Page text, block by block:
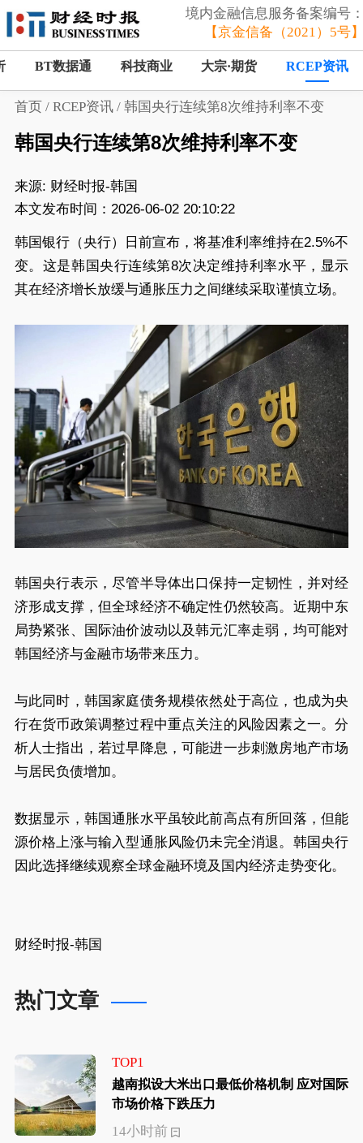
境内金融信息服务备案编号
【京金信备（2021）5号
BT数据通 科技商业 大宗·期货 RCEP资讯
首页/ RCEP资讯/ 韩国央行连续第8次维持利率不变
韩国央行连续第8次维持利率不变
来源: 财经时报-韩国
本文发布时间：2026-06-02 20:10:22
韩国银行（央行）日前宣布，将基准利率维持在2.5%不
变。这是韩国央行连续第8次决定维持利率水平，显示
其在经济增长放缓与通胀压力之间继续采取谨慎立场。
韩国央行表示，尽管半导体出口保持一定韧性，并对经
济形成支撑，但全球经济不确定性仍然较高。近期中东
局势紧张、国际油价波动以及韩元汇率走弱，均可能对
韩国经济与金融市场带来压力。
与此同时，韩国家庭债务规模依然处于高位，也成为央
行在货币政策调整过程中重点关注的风险因素之一。分
析人士指出，若过早降息，可能进一步刺激房地产市场
与居民负债增加。
数据显示，韩国通胀水平虽较此前高点有所回落，但能
源价格上涨与输入型通胀风险仍未完全消退。韩国央行
因此选择继续观察全球金融环境及国内经济走势变化。
财经时报-韩国
热门文章
TOP1
越南拟设大米出口最低价格机制 应对国际
市场价格下跌压力
14小时前